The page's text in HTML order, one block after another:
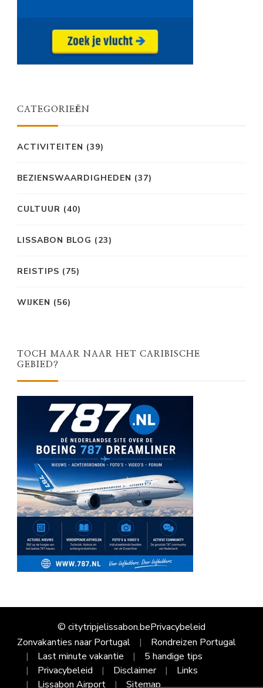
CATEGORIEËN
ACTIVITEITEN (39)
BEZIENSWAARDIGHEDEN (37)
CULTUUR (40)
LISSABON BLOG (23)
REISTIPS (75)
WIJKEN (56)
TOCH MAAR NAAR HET CARIBISCHE
GEBIED?
© citytripjelissabon.bePrivacybeleid
Zonvakanties naar Portugal
Rondreizen Portugal
Last minute vakantie
5 handige tips
Privacybeleid
Disclaimer
Links
Lissabon Airport
Sitemap